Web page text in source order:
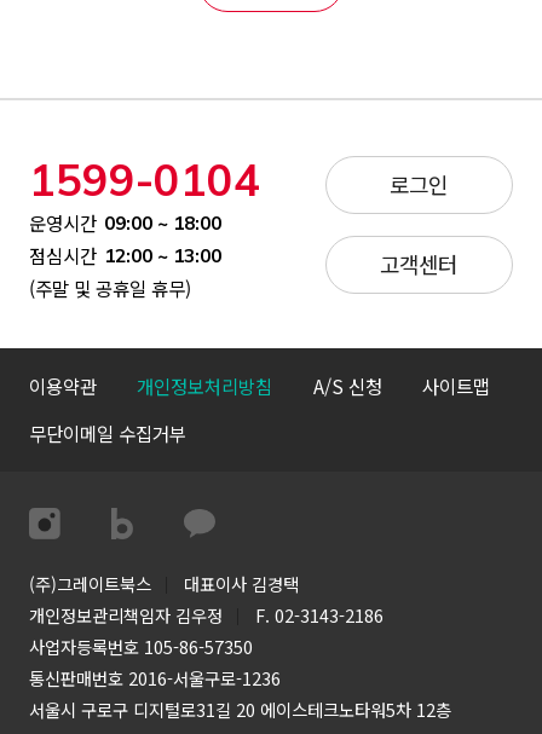
1599-0104
운영시간 09:00 ~ 18:00
점심시간 12:00 ~ 13:00
(주말 및 공휴일 휴무)
로그인
고객센터
이용약관 개인정보처리방침 A/S 신청
사이트맵
무단이메일 수집거부
(주)그레이트북스
대표이사 김경택
개인정보관리책임자 김우정
F. 02-3143-2186
사업자등록번호 105-86-57350
통신판매번호 2016-서울구로-1236
서울시 구로구 디지털로31길 20 에이스테크노타워5차 12층